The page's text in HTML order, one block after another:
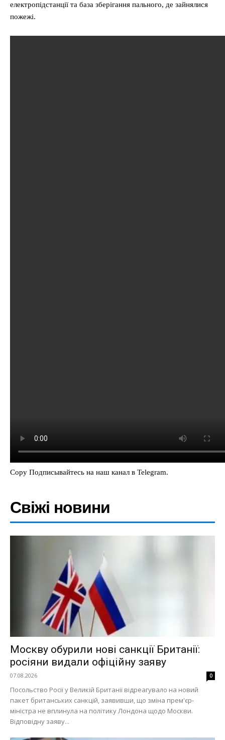
електропідстанції та база зберігання пального, де зайнялися
пожежі.
Copy Подписывайтесь на наш канал в Telegram.
Свіжі новини
Москву обурили нові санкції Британії:
росіяни видали офіційну заяву
07.08.2026 0
Посольство Росії у Великій Британії відреагувало на новий
пакет британських санкцій, заявивши, що зміна прем'єр-
міністра не вплинула на політику Лондона щодо Москви.
Відповідну заяву...